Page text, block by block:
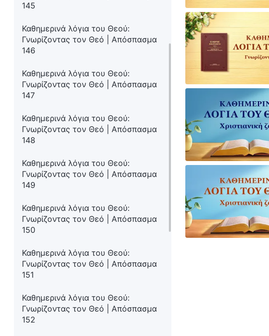
145
Καθημερινά λόγια του Θεού:
Γνωρίζοντας τον Θεό | Απόσπασμα
146
Καθημερινά λόγια του Θεού:
Γνωρίζοντας τον Θεό | Απόσπασμα
147
Καθημερινά λόγια του Θεού:
Γνωρίζοντας τον Θεό | Απόσπασμα
148
Καθημερινά λόγια του Θεού:
Γνωρίζοντας τον Θεό | Απόσπασμα
149
Καθημερινά λόγια του Θεού:
Γνωρίζοντας τον Θεό | Απόσπασμα
150
Καθημερινά λόγια του Θεού:
Γνωρίζοντας τον Θεό | Απόσπασμα
151
Καθημερινά λόγια του Θεού:
Γνωρίζοντας τον Θεό | Απόσπασμα
152